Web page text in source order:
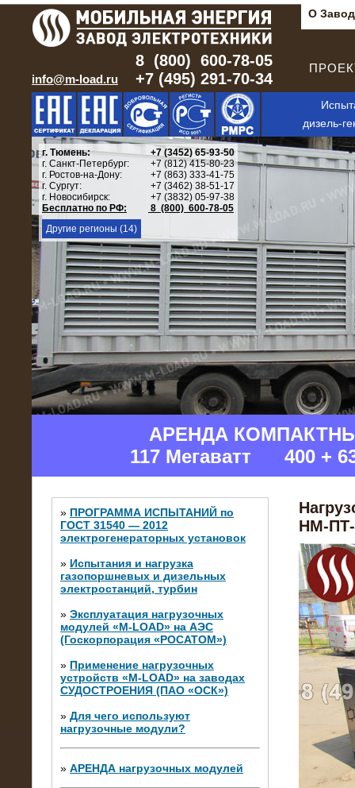
О
info@m-load.ru
8 (800) 600-78-05
+7 (495) 291-70-34
дизель-
г. Тюмень:
+7 (3452) 65-93-50
г. Санкт-Петербург:
+7 (812) 415-80-23
г. Ростов-на-Дону:
+7 (863) 333-41-75
г. Сургут:
+7 (3462) 38-51-17
г. Новосибирск:
+7 (3832) 05-97-38
Бесплатно по РФ:
8 (800) 600-78-05
Другие регионы (14)
АРЕНДА
117 Мегаватт 400 +
» ПРОГРАММА ИСПЫТАНИЙ по
ГОСТ 31540 — 2012
электрогенераторных установок
» Испытания и нагрузка
газопоршневых и дизельных
электростанций, турбин
» Эксплуатация нагрузочных
модулей «M-LOAD» на АЭС
(Госкорпорация «РОСАТОМ»)
» Применение нагрузочных
устройств «M-LOAD» на заводах
СУДОСТРОЕНИЯ (ПАО «ОСК»)
» Для чего используют
нагрузочные модули?
» АРЕНДА нагрузочных модулей
НМ-ПТ-